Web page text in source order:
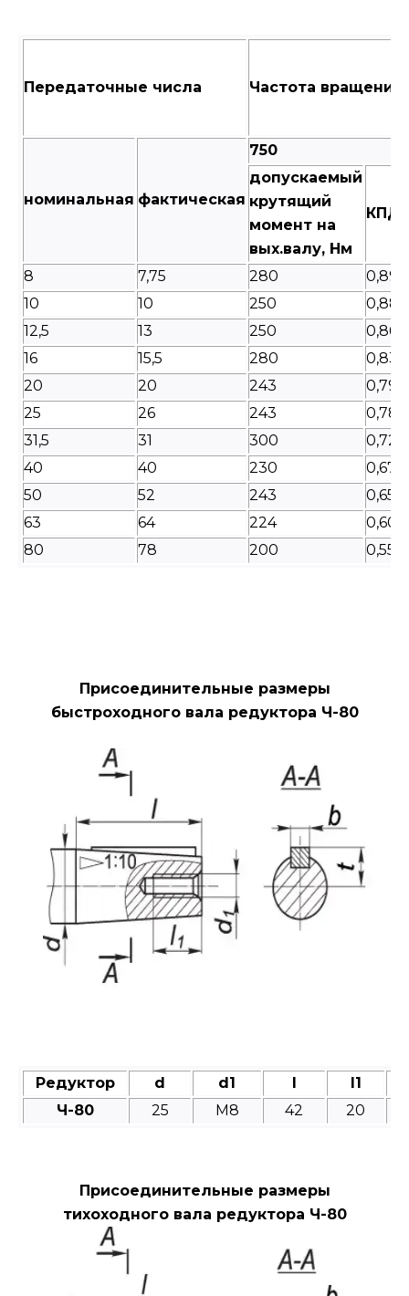
Передаточные числа Частота вращения
номинальная фактическая
750
допускаемый
крутящий
момент на
вых.валу, Нм
КПД
8
7,75 280 0,89
10
10 250 0,88
12,5
13 250 0,86
16
15,5 280 0,83
20
20 243 0,79
25
26 243 0,78
31,5
31 300 0,72
40
40 230 0,67
50
52 243 0,65
63
64 224 0,60
80
78 200 0,55
Присоединительные размеры
быстроходного вала редуктора Ч-80
Редуктор d d1 l l1
Ч-80
25 M8 42 20
Присоединительные размеры
тихоходного вала редуктора Ч-80